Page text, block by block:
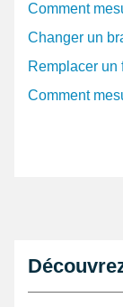
ardillon
Comment
Changer un
Remplacer un
Comment